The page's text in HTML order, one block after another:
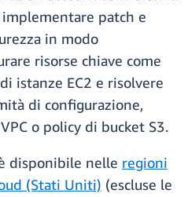
patch e
in modo
risorse chiave come
istanze EC2 e risolvere
di configurazione,
o policy di bucket S3.
disponibile nelle regioni
(Stati Uniti) (escluse le